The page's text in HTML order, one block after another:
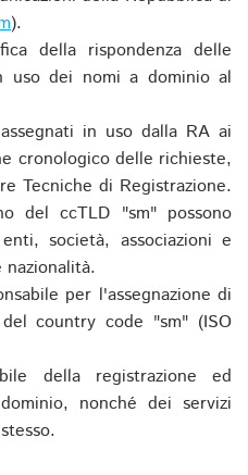
).
della rispondenza delle
uso dei nomi a dominio al
in uso dalla RA ai
cronologico delle richieste,
Tecniche di Registrazione.
del ccTLD "sm" possono
società, associazioni e
per l'assegnazione di
country code "sm" (ISO
della registrazione ed
nonché dei servizi